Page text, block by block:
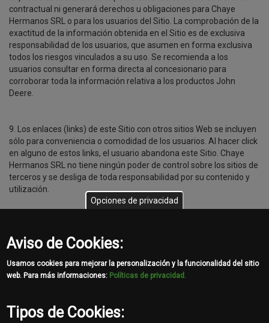
contractual ni generará derechos u obligaciones para Chaye
Hermanos SRL o para los usuarios del Sitio. La comprobación de la
exactitud de la información obtenida en el Sitio es de exclusiva
responsabilidad de los usuarios, que asumen en forma exclusiva
todos los riesgos vinculados a su uso. Se recomienda a los
usuarios consultar en forma directa al concesionario para
corroborar toda la información relativa a los productos John
Deere.
9. Los enlaces (links) de este Sitio con otros sitios Web se incluyen
sólo para conveniencia o comodidad de los usuarios. Al hacer click
en alguno de estos links, el usuario abandona este Sitio. Chaye
Hermanos SRL no tiene ningún poder de control sobre los sitios de
terceros y se desliga de toda responsabilidad por su contenido y
utilización.
el Sitio o enviar por correo electrónico o de cualquier otra forma
transmitir, información contraria a la ley o en perjuicio de terceros.
11. El símbolo del ciervo que salta, los colores verde y amarillo
Opciones de privacidad
Aviso de Cookies:
Usamos cookies para mejorar la personalización y la funcionalidad del sitio
web. Para más informaciones: Políticas de privacidad.
Tipos de Cookies: